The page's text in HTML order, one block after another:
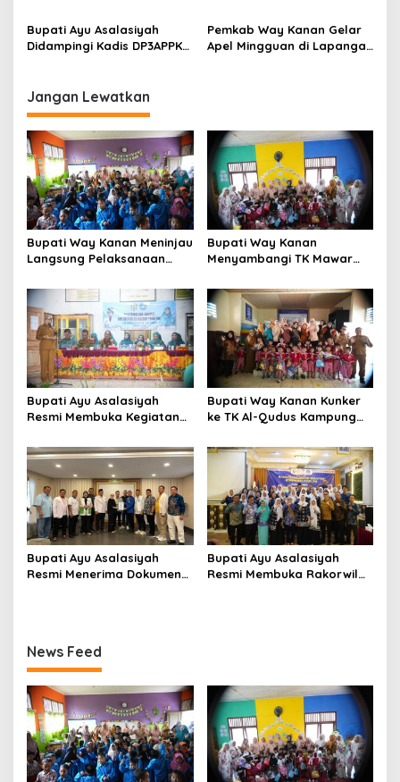
Semangat Pelestarian
Budaya
Bupati Ayu Asalasiyah
Didampingi Kadis DP3APPKB
Kabupaten Layak Anak
Pemkab Way Kanan Gelar
Apel Mingguan di Lapangan
Jangan Lewatkan
Bupati Way Kanan Meninjau
Langsung Pelaksanaan
Menyenangkan di TK Negeri
Pembina Kampung Sri
Wijaya
Bupati Way Kanan
Menyambangi TK Mawar
Dalam Rangka
Memperingati Hari Anak
Nasional
Bupati Ayu Asalasiyah
Resmi Membuka Kegiatan
Kabupaten Way Kanan
Bupati Way Kanan Kunker
ke TK Al-Qudus Kampung
Bupati Ayu Asalasiyah
Resmi Menerima Dokumen
Bupati Ayu Asalasiyah
Resmi Membuka Rakorwil
News Feed